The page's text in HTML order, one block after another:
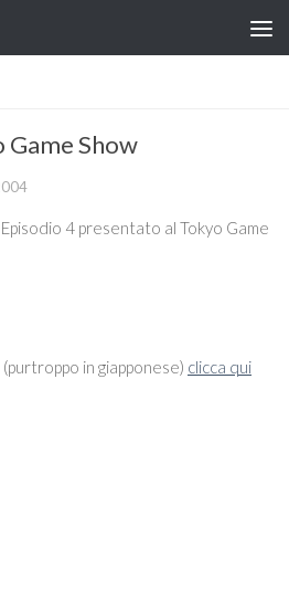
Game Show
4 presentato al Tokyo Game
in giapponese) clicca qui